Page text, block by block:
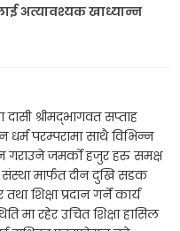
अत्यावश्यक खाध्यान्न
श्रीमद्भागवत सप्ताह
परम्परामा साथै विभिन्न
गराउने जमर्को हजुर हरु समक्ष
मार्फत दीन दुखि सडक
शिक्षा प्रदान गर्ने कार्य
मा रहेर उचित शिक्षा हासिल